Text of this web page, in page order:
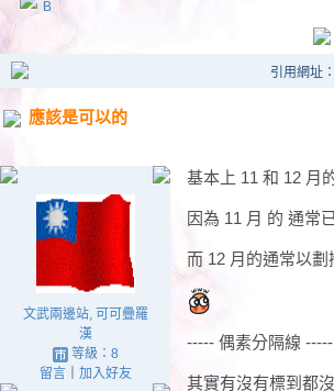
B
引用網址
應該是可以的
文武兩邊站, 可可疊羅
漢
等級：8
留言｜ 加入好友
基本上 11 和 12 月
因為 11 月 的 通常
而 12 月的通常以
----- 偶素分隔線 -----
其實有沒有標到都